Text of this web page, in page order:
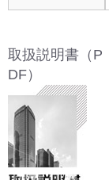
取扱説明書（P
DF）